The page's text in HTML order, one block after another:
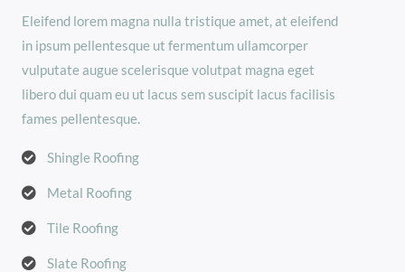
Eleifend lorem magna nulla tristique amet, at eleifend
in ipsum pellentesque ut fermentum ullamcorper
vulputate augue scelerisque volutpat magna eget
libero dui quam eu ut lacus sem suscipit lacus facilisis
fames pellentesque.
Shingle Roofing
Metal Roofing
Tile Roofing
Slate Roofing